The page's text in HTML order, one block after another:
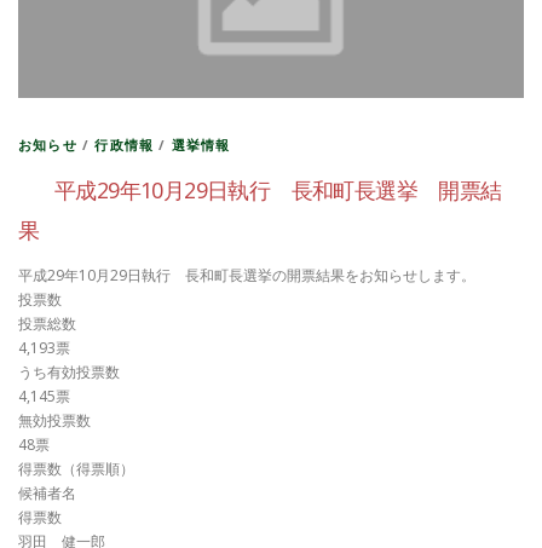
お知らせ /行政情報 / 選挙情報
平成29年10月29日執行 長和町長選挙 開票結
果
平成29年10月29日執行 長和町長選挙の開票結果をお知らせします。
投票数
投票総数
4,193票
うち有効投票数
4,145票
無効投票数
48票
得票数（得票順）
候補者名
得票数
羽田 健一郎